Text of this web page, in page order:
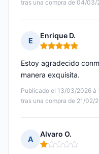
tras una compra de 04/03/
E
Enrique D.
Nota: 5 de 5
Publicado el 13/03/2026 à
tras una compra de 21/02/
Estoy agradecido
manera exquisita.
A
Alvaro O.
Nota: 1 de 5